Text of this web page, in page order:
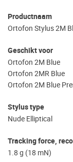
Productnaam
Ortofon Stylus 2M
Geschikt voor
Ortofon 2M Blue
Ortofon 2MR Blue
Ortofon 2M Blue
Stylus type
Nude Elliptical
Tracking force,
1.8 g (18 mN)